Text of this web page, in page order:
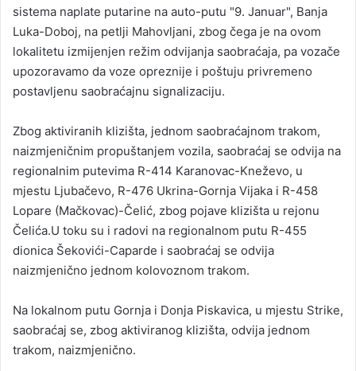
sistema naplate putarine na auto-putu "9. Januar", Banja
Luka-Doboj, na petlji Mahovljani, zbog čega je na ovom
lokalitetu izmijenjen režim odvijanja saobraćaja, pa vozače
upozoravamo da voze opreznije i poštuju privremeno
postavljenu saobraćajnu signalizaciju.
Zbog aktiviranih klizišta, jednom saobraćajnom trakom,
naizmjeničnim propuštanjem vozila, saobraćaj se odvija na
regionalnim putevima R-414 Karanovac-Kneževo, u
mjestu Ljubačevo, R-476 Ukrina-Gornja Vijaka i R-458
Lopare (Mačkovac)-Čelić, zbog pojave klizišta u rejonu
Čelića.U toku su i radovi na regionalnom putu R-455
dionica Šekovići-Caparde i saobraćaj se odvija
naizmjenično jednom kolovoznom trakom.
Na lokalnom putu Gornja i Donja Piskavica, u mjestu Strike,
saobraćaj se, zbog aktiviranog klizišta, odvija jednom
trakom, naizmjenično.